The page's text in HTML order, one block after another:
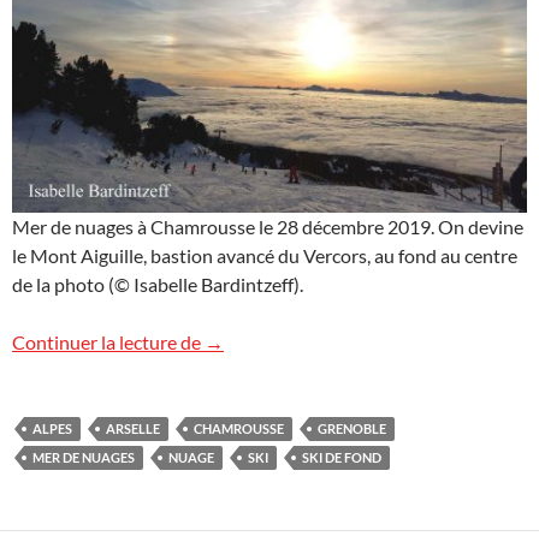
Mer de nuages à Chamrousse le 28 décembre 2019. On devine
le Mont Aiguille, bastion avancé du Vercors, au fond au centre
de la photo (© Isabelle Bardintzeff).
Continuer la lecture de Mer de nuages
→
ALPES ARSELLE CHAMROUSSE
GRENOBLE
MER DE NUAGES
NUAGE SKI SKI DE FOND